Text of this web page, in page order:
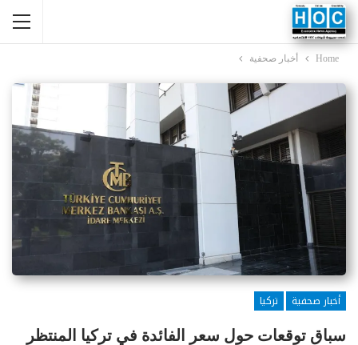
Home أخبار صحفية
أخبار صحفية
تركيا
سباق توقعات حول سعر الفائدة في تركيا المنتظر